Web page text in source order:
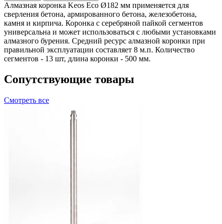
Алмазная коронка Keos Eco Ø182 мм применяется для
сверления бетона, армированного бетона, железобетона,
камня и кирпича. Коронка с серебряной пайкой сегментов
универсальна и может использоваться с любыми установками
алмазного бурения. Средний ресурс алмазной коронки при
правильной эксплуатации составляет 8 м.п. Количество
сегментов - 13 шт, длина коронки - 500 мм.
Сопутствующие товары
Смотреть все